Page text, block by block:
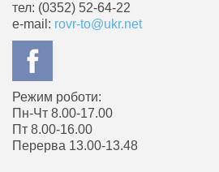
тел: (0352) 52-64-22
e-mail: rovr-to@ukr.net
Режим роботи:
Пн-Чт 8.00-17.00
Пт 8.00-16.00
Перерва 13.00-13.48